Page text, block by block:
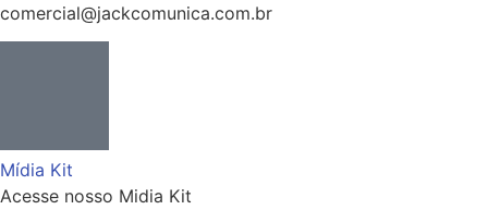
comercial@jackcomunica.com.br
Mídia Kit
Acesse nosso Midia Kit